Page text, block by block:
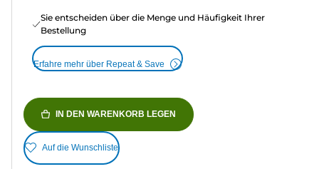
Sie entscheiden über die Menge und Häufigkeit Ihrer
Bestellung
Erfahre mehr über Repeat & Save
IN DEN WARENKORB LEGEN
Auf die Wunschliste